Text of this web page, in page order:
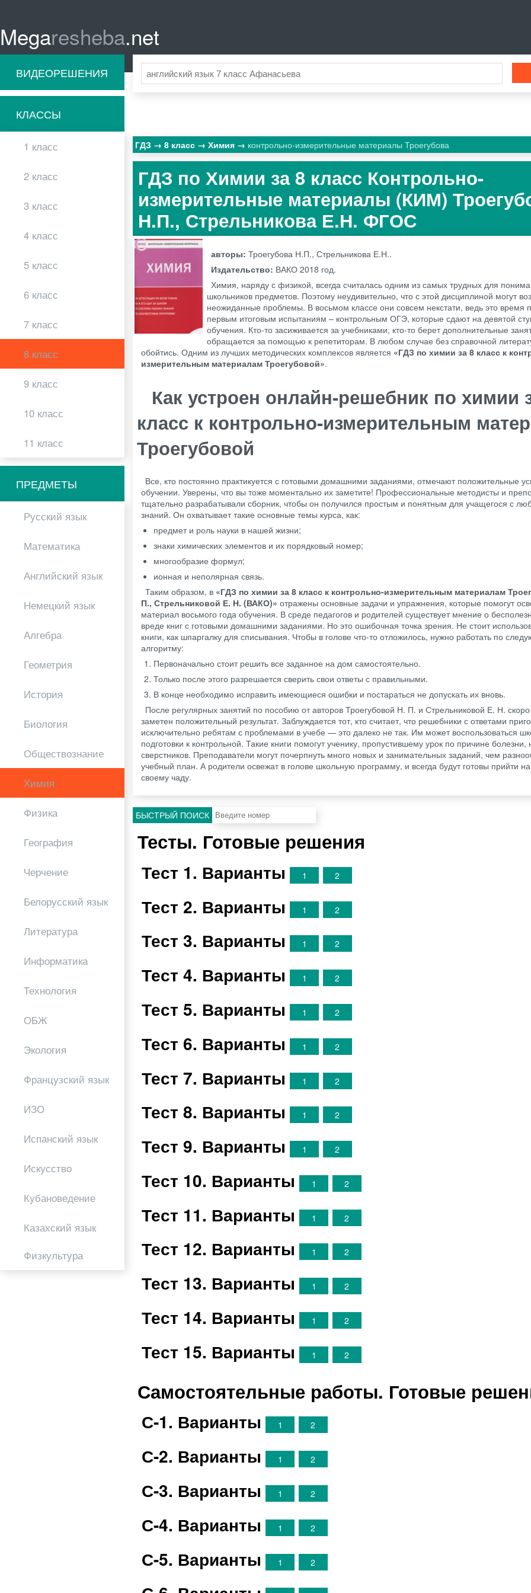
Megaresheba.net
ВИДЕОРЕШЕНИЯ
КЛАССЫ
1 класс
2 класс
3 класс
4 класс
5 класс
6 класс
7 класс
8 класс
9 класс
10 класс
11 класс
ПРЕДМЕТЫ
Русский язык
Математика
Английский язык
Немецкий язык
Алгебра
Геометрия
История
Биология
Обществознание
Химия
Физика
География
Черчение
Белорусский язык
Литература
Информатика
Технология
ОБЖ
Экология
Французский язык
ИЗО
Испанский язык
Искусство
Кубановедение
Казахский язык
Физкультура
ГДЗ 8 класс Химия контрольно-измерительные материалы Троегубова
ГДЗ по Химии за 8 класс Контрольно-
измерительные материалы (КИМ)
Н.П., Стрельникова Е.Н. ФГОС
авторы:Троегубова Н.П., Стрельникова Е.Н..
Издательство: ВАКО 2018 год.
Химия, наряду с физикой, всегда считалась одним из самых трудных для
школьников предметов. Поэтому неудивительно, что с этой дисциплиной могут
неожиданные проблемы. В восьмом классе они совсем некстати, ведь это время
первым итоговым испытаниям – контрольным ОГЭ, которые сдают на девятой
обучения. Кто-то засиживается за учебниками, кто-то берет дополнительные
обращается за помощью к репетиторам. В любом случае без справочной
обойтись. Одним из лучших методических комплексов является «ГДЗ по химии за 8 класс к
измерительным материалам Троегубовой».
Как устроен онлайн-решебник по химии
класс к контрольно-измерительным
Троегубовой
Все, кто постоянно практикуется с готовыми домашними заданиями, отмечают положительные
обучении. Уверены, что вы тоже моментально их заметите! Профессиональные методисты и
тщательно разрабатывали сборник, чтобы он получился простым и понятным для учащегося с
знаний. Он охватывает такие основные темы курса, как:
предмет и роль науки в нашей жизни;
знаки химических элементов и их порядковый номер;
многообразие формул;
ионная и неполярная связь.
Таким образом, в «ГДЗ по химии за 8 класс к контрольно-измерительным материалам
П., Стрельниковой Е. Н. (ВАКО)» отражены основные задачи и упражнения, которые помогут
материал восьмого года обучения. В среде педагогов и родителей существует мнение о
вреде книг с готовыми домашними заданиями. Но это ошибочная точка зрения. Не стоит
книги, как шпаргалку для списывания. Чтобы в голове что-то отложилось, нужно работать по
алгоритму:
Первоначально стоит решить все заданное на дом самостоятельно.
Только после этого разрешается сверить свои ответы с правильными.
В конце необходимо исправить имеющиеся ошибки и постараться не допускать их вновь.
После регулярных занятий по пособию от авторов Троегубовой Н. П. и Стрельниковой Е. Н.
заметен положительный результат. Заблуждается тот, кто считает, что решебники с ответами
исключительно ребятам с проблемами в учебе — это далеко не так. Им может воспользоваться
подготовки к контрольной. Такие книги помогут ученику, пропустившему урок по причине болезни,
сверстников. Преподаватели могут почерпнуть много новых и занимательных заданий, чем
учебный план. А родители освежат в голове школьную программу, и всегда будут готовы прийти
своему чаду.
БЫСТРЫЙ ПОИСК
Тесты. Готовые решения
Тест 1. Варианты 1 2
Тест 2. Варианты 1 2
Тест 3. Варианты 1 2
Тест 4. Варианты 1 2
Тест 5. Варианты 1 2
Тест 6. Варианты 1 2
Тест 7. Варианты 1 2
Тест 8. Варианты 1 2
Тест 9. Варианты 1 2
Тест 10. Варианты 1 2
Тест 11. Варианты 1 2
Тест 12. Варианты 1 2
Тест 13. Варианты 1 2
Тест 14. Варианты 1 2
Тест 15. Варианты 1 2
Самостоятельные работы. Готовые
С-1. Варианты 1 2
С-2. Варианты 1 2
С-3. Варианты 1 2
С-4. Варианты 1 2
С-5. Варианты 1 2